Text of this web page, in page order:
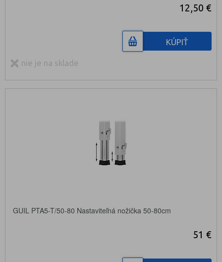
12,50 €
KÚPIŤ
nie je na sklade
GUIL PTA5-T/50-80 Nastaviteľná nožička 50-80cm
51 €